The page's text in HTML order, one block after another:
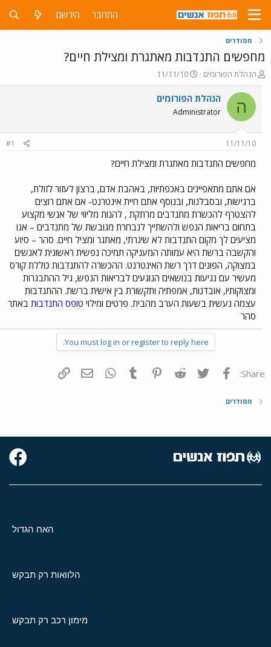
התחבר הירשם
מסודרים
מחפשים התנדבות מאתגרת ומצילת חיים?
פ
ו
ת
ח
ה
ו
ש
א
הנהלת הפורומים
פ
ו
ר
ם
ר
11/11/10
ה הנהלת הפורומים
Administrator
11/11/10
#1
מחפשים התנדבות מאתגרת ומצילת חיים?
אם אתם מתאפיינים באכפתיות, באהבת אדם, ברצון לעזור לזולת,
ברגישות, ובסבלנות, ובנוסף אתם חיית אינטרנט- אם אתם רוצים
להצטרף להכשרת מתנדבים מרתקת , להנות מליווי של אנשי מקצוע
בתחום בריאות הנפש ולהשתייך לנבחרת מגובשת של מתנדבים – אנו
מציעים לך מקום התנדבות לא שיגרתי, מאתגר ומציל חיים. סהר – סיוע
והקשבה ברשת היא עמותה המעניקה תמיכה נפשית ראשונית לאנשים
במצוקה, הפונים דרך רשת האינטרנט. ההכשרה להתנדבות כוללת קורס
מעשיר עם נגיעות בנושאים הנוגעים לבריאות הנפש, גיל ההתבגרות
ומצוקותיו, אובדנות, אמפתיה ותקשורת בין אישית ברשת. ההתנדבות
עצמה נעשית בשעות הערב מהבית. פרטים ומילוי טופס התנדבות באתר
סהר
You must log in or register to reply here.
Share: פייסבוק Twitter
Reddit
Pinterest
Tumblr
WhatsAppדואר אלקטרוני
מסודרים
האח הגדול
הלוואות רק תבקש
מימון רכב רק תבקש